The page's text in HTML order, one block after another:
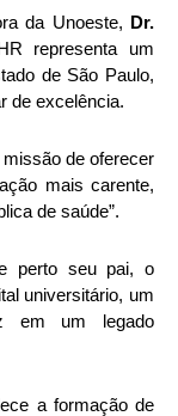
da Unoeste, Dr.
representa um
de São Paulo,
de excelência.
de oferecer
mais carente,
de saúde”.
perto seu pai, o
universitário, um
em um legado
a formação de